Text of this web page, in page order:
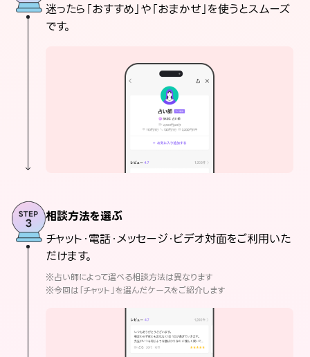
迷ったら「おすすめ」や「おまかせ」を使うとスムーズ
です。
相談方法を選ぶ
チャット・電話・メッセージ・ビデオ対面をご利用いた
だけます。
※占い師によって選べる相談方法は異なります
※今回は「チャット」を選んだケースをご紹介します